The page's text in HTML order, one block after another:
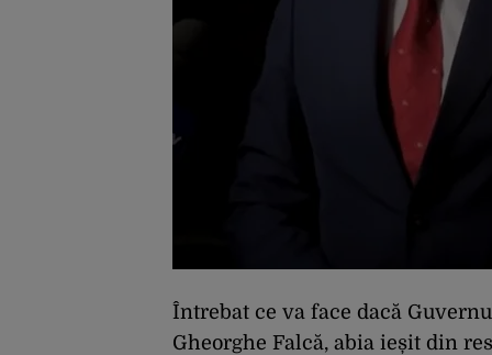
Întrebat ce va face dacă
Gheorghe Falcă, abia ieșit din